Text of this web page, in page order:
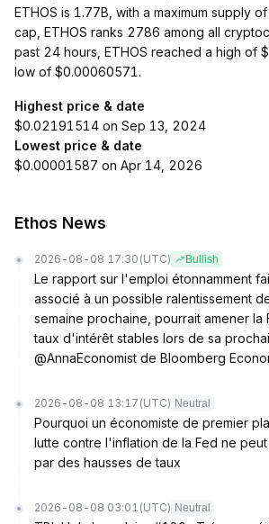
ETHOS is 1.77B, with a maximum supply
cap, ETHOS ranks 2786 among all
past 24 hours, ETHOS reached a high of
low of $0.00060571.
Highest price & date
$0.02191514 on Sep 13, 2024
Lowest price & date
$0.00001587 on Apr 14, 2026
Ethos News
2026-08-08 17:30 (UTC) Bullish
Le rapport sur l'emploi étonnamment
associé à un possible ralentissement
semaine prochaine, pourrait amener la
taux d'intérêt stables lors de sa
@AnnaEconomist de Bloomberg
2026-08-08 13:17 (UTC) Neutral
Pourquoi un économiste de premier
lutte contre l'inflation de la Fed ne
par des hausses de taux
2026-08-08 03:01 (UTC) Neutral